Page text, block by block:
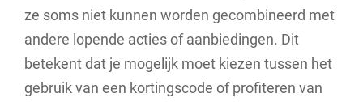
ze soms niet kunnen worden gecombineerd met
andere lopende acties of aanbiedingen. Dit
betekent dat je mogelijk moet kiezen tussen het
gebruik van een kortingscode of profiteren van